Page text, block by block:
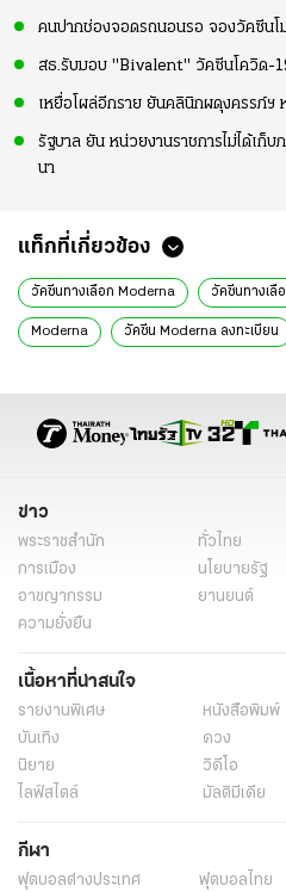
คนปากช่องจอดรถนอนรอ จองวัคซีนโ
สธ.รับมอบ "Bivalent" วัคซีนโควิด-
เหยื่อโผล่อีกราย ยันคลินิกผดุงครรภ์ฯ
รัฐบาล ยัน หน่วยงานราชการไม่ได้เก็บ
นา
แท็กที่เกี่ยวข้อง
วัคซีนทางเลือก Moderna วัคซีนทางเลื
Moderna วัคซีน Moderna ลงทะเบียน
ข่าว
พระราชสำนัก ทั่วไทย
การเมือง
นโยบายรัฐ
อาชญากรรม
ยานยนต์
ความยั่งยืน
เนื้อหาที่น่าสนใจ
รายงานพิเศษ หนังสือพิมพ์
บันเทิง
ดวง
นิยาย
วิดีโอ
ไลฟ์สไตล์
มัลติมีเดีย
กีฬา
ฟุตบอลต่่างประเทศ ฟุตบอลไทย